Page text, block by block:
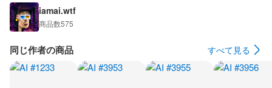
iamai.wtf
商品数575
同じ作者の商品 すべて見る